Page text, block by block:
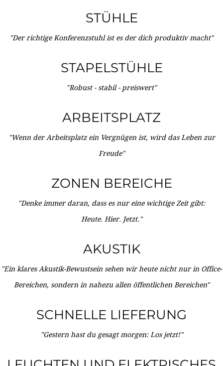
STÜHLE
"Der richtige Konferenzstuhl ist es der dich produktiv macht"
STAPELSTÜHLE
"Robust - stabil - preiswert"
ARBEITSPLATZ
"Wenn der Arbeitsplatz ein Vergnügen ist, wird das Leben zur
Freude"
ZONEN BEREICHE
"Denke immer daran, dass es nur eine wichtige Zeit gibt:
Heute. Hier. Jetzt."
AKUSTIK
"Ein klares Akustik-Bewustsein sehen wir heute nicht nur in Office-
Bereichen, sondern in nahezu allen öffentlichen Bereichen"
SCHNELLE LIEFERUNG
"Gestern hast du gesagt morgen: Los jetzt!"